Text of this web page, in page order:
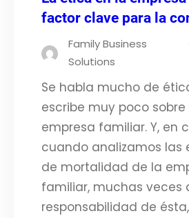
factor clave para la
Family Business
Solutions
Se habla mucho de
escribe muy poco
empresa familiar. Y, en
cuando analizamos las
de mortalidad de la
familiar, muchas veces
responsabilidad de